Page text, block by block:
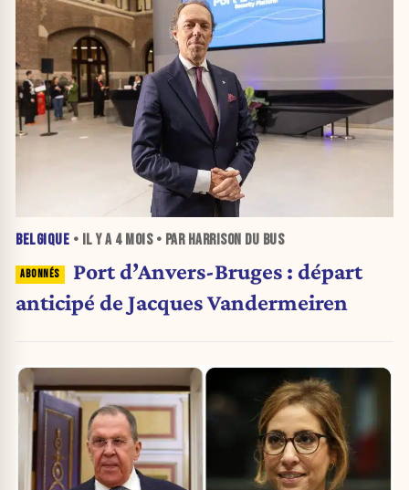
BELGIQUE • IL Y A 4 MOIS• PAR HARRISON DU BUS
Port d’Anvers-Bruges : départ
anticipé de Jacques Vandermeiren